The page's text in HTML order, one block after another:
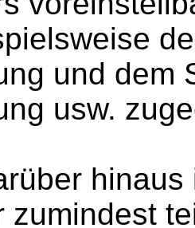
und dem
usw.
zumindest